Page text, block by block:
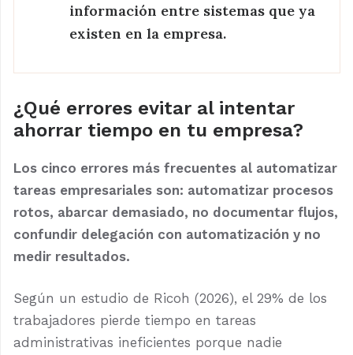
información entre sistemas que ya
existen en la empresa.
¿Qué errores evitar al intentar
ahorrar tiempo en tu empresa?
Los cinco errores más frecuentes al automatizar
tareas empresariales son: automatizar procesos
rotos, abarcar demasiado, no documentar flujos,
confundir delegación con automatización y no
medir resultados.
Según un estudio de Ricoh (2026), el 29% de los
trabajadores pierde tiempo en tareas
administrativas ineficientes porque nadie